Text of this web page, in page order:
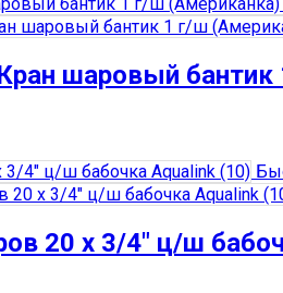
шаровый
20 х 3/4″ ц/ш